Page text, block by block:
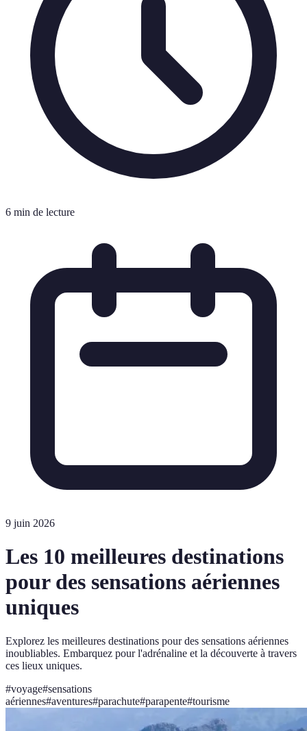
6 min de lecture
9 juin 2026
Les 10 meilleures destinations
pour des sensations aériennes
uniques
Explorez les meilleures destinations pour des sensations aériennes
inoubliables. Embarquez pour l'adrénaline et la découverte à travers
ces lieux uniques.
#voyage#sensations
aériennes#aventures#parachute#parapente#tourisme